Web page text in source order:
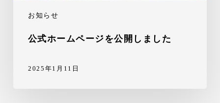
お知らせ
公式ホームページを公開しました
2025年1月11日